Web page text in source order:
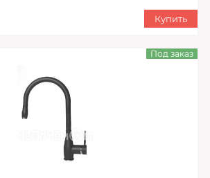
Купить
Под заказ